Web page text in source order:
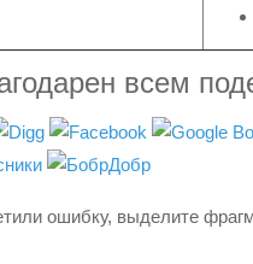
всем
ошибку, выделите